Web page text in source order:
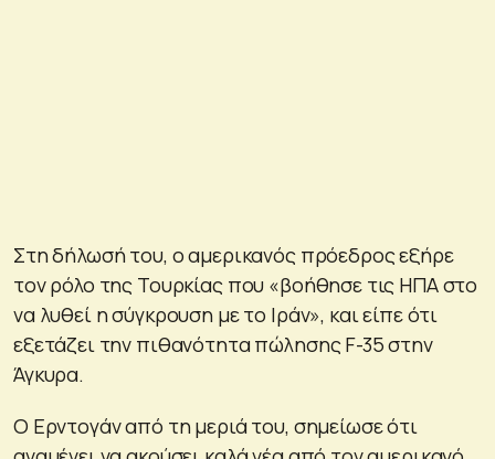
Στη δήλωσή του, ο αμερικανός πρόεδρος εξήρε
τον ρόλο της Τουρκίας που «βοήθησε τις ΗΠΑ στο
να λυθεί η σύγκρουση με το Ιράν», και είπε ότι
εξετάζει την πιθανότητα πώλησης F-35 στην
Άγκυρα.
Ο Ερντογάν από τη μεριά του, σημείωσε ότι